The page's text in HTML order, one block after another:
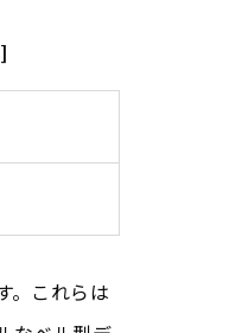
。これらは